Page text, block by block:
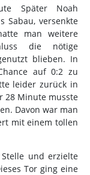
Später Noah
Sabau, versenkte
man weitere
die nötige
blieben. In
auf 0:2 zu
leider zurück in
28 Minute musste
Davon war man
mit einem tollen
und erzielte
Tor ging eine